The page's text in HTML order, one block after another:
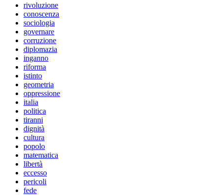
rivoluzione
conoscenza
sociologia
governare
corruzione
diplomazia
inganno
riforma
istinto
geometria
oppressione
italia
politica
tiranni
dignità
cultura
popolo
matematica
libertà
eccesso
pericoli
fede